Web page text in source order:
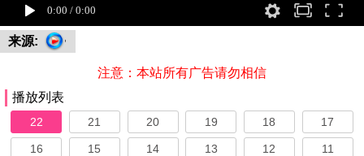
来源:
注意：本站所有广告请勿相信
播放列表
22 21 20 19 18 17
16 15 14 13 12 11